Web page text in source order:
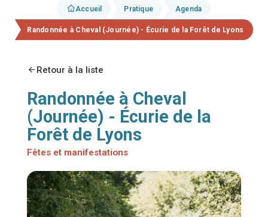
Accueil Pratique Agenda
Randonnée à Cheval (Journée) - Écurie de la Forêt de Lyons
Retour à la liste
Randonnée à Cheval
(Journée) - Écurie de la
Forêt de Lyons
Fêtes et manifestations